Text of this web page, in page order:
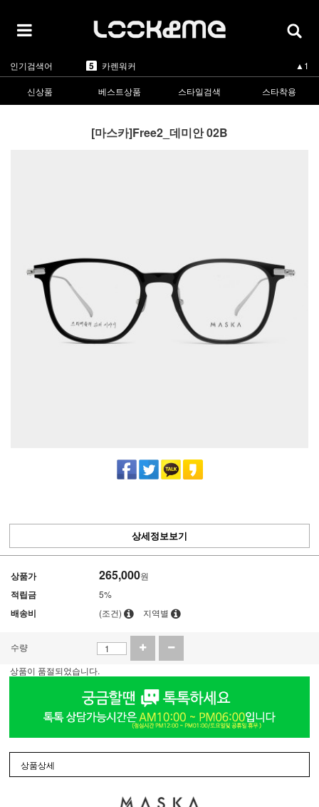
인기검색어
2 마스카 ▲3
린드버그 ▼-2
5 카렌워커 ▲1
1 라피스센시블레
▲3
신상품
베스트상품 스타일검색 스타착용
[마스카]Free2_데미안 02B
상세정보보기
상품가 265,000원
적립금 5%
배송비 (조건) 지역별
수량
상품이 품절되었습니다.
상품상세